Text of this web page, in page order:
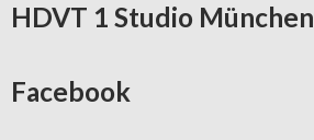
HDVT 1 Studio München
Facebook